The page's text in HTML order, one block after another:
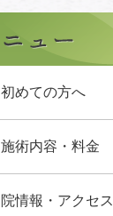
初めての方へ
施術内容・料金
院情報・アクセス